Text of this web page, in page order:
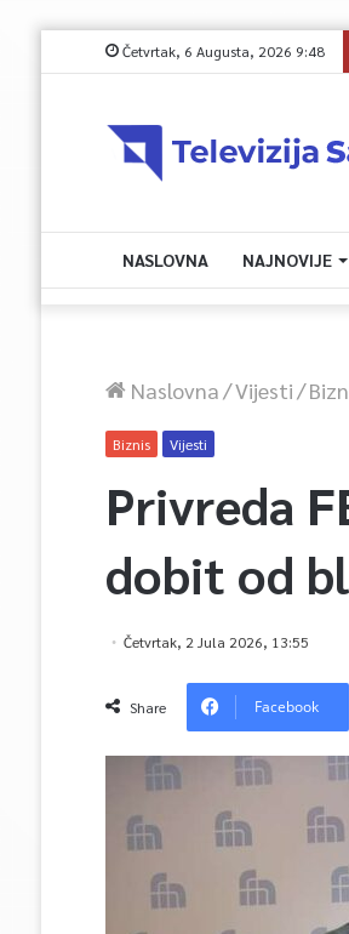
Četvrtak, 6 Augusta, 2026 9:48
NASLOVNA NAJNOVIJE
Naslovna/Vijesti/
Biznis Vijesti
Privreda
dobit od
Četvrtak, 2 Jula 2026, 13:55
Share Facebook